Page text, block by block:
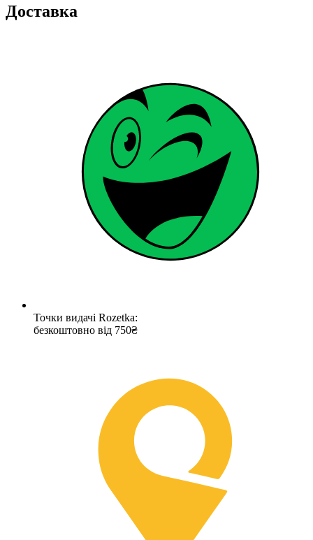
Доставка
Точки видачі Rozetka:
безкоштовно від 750₴